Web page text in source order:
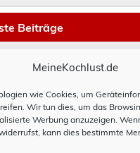
MeineKochlust.de
wie Cookies, um
Wir tun dies, um das
Werbung anzuzeigen.
kann dies bestimmte
Beiträge
Tarte
mit Chorizo,